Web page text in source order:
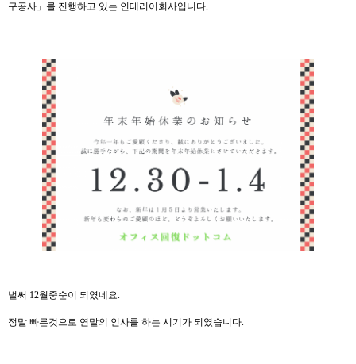
구공사」를 진행하고 있는 인테리어회사입니다.
벌써 12월중순이 되였네요.
정말 빠른것으로 연말의 인사를 하는 시기가 되였습니다.